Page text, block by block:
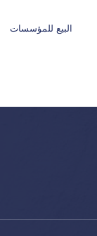
البيع للمؤسسات